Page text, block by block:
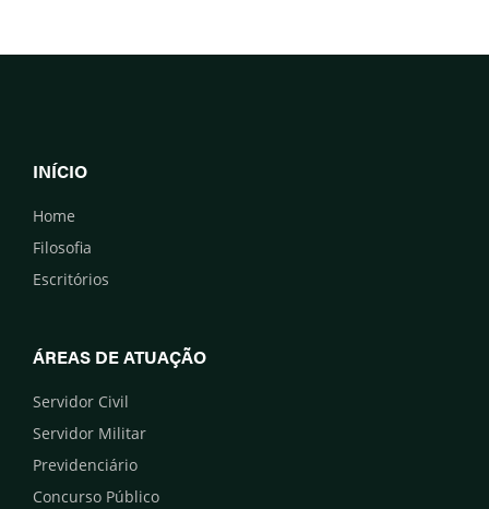
INÍCIO
Home
Filosofia
Escritórios
ÁREAS DE ATUAÇÃO
Servidor Civil
Servidor Militar
Previdenciário
Concurso Público